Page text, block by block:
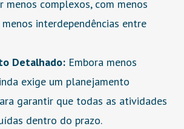
menos complexos, com menos
interdependências entre
Detalhado: Embora menos
exige um planejamento
garantir que todas as atividades
dentro do prazo.